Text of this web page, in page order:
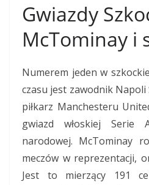
Gwiazdy
McTominay i
Numerem jeden w
czasu jest zawodnik Napoli
piłkarz Manchesteru
gwiazd włoskiej
narodowej. McTominay
meczów w reprezentacji,
Jest to mierzący 191